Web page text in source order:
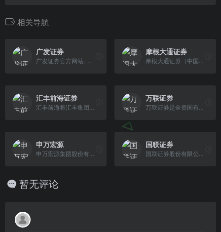
相关导航
广发证券
广发证券官方网站, 提供股票开户,证券开户,基金开户,融资融券,炒股开户流程,理财产品,资产管理,股票交易软件下载,投资者教育,股票入门知识等服务,拥有以证券 经纪、资产管理、投资银行服务、投资服务、基金债券代销服务等为基本架构的完善的专业证券服务体系
摩根大通证券
摩根大通证券（中国）有限公司成立于2019年，由全球领先的金融服务机构摩根大通控股。
汇丰前海证券
汇丰前海将汇丰集团的全球平台和前海金控的本地资源相结合，为客户提供全方位的证券产品和服务。
万联证券
万联证券是全资国有的全国性综合类证券公司，为客户提供股票开户、证券开户，证券行情交易，融资融券，理财产品，股票交易软件等服务。拥有证券经纪、信用交 易、证券投资、投资银行、资产管理等全牌照业务。
申万宏源
申万宏源集团股份有限公司，由申银万国证券和宏源证券合并而成，深交所上市公司，经营业务丰富/营业网点分布广泛的大型综合证券公司
国联证券
国联证券股份有限公司创立于1992年11月，前身为无锡市证券公司，2008年5月通过改制更名为国联证券股份有限公司
暂无评论